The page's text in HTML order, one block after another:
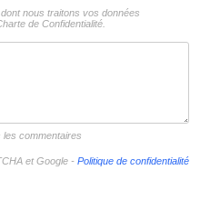
nous traitons vos données
de Confidentialité.
les commentaires
et Google - Politique de confidentialité